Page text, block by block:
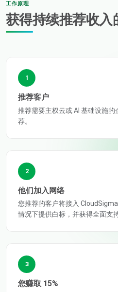
工作原理
获得持续推荐收入
1
推荐客户
推荐需要主权云或 AI 基础设施
荐。
2
他们加入网络
您推荐的客户将接入
情况下提供白标，并获得全面支持
3
您赚取 15%